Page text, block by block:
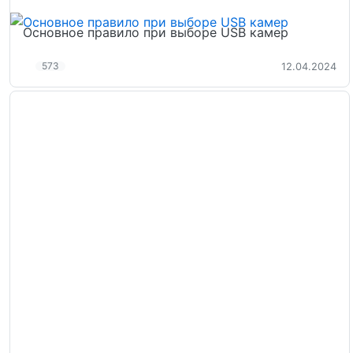
Основное правило при выборе USB камер
573 12.04.2024